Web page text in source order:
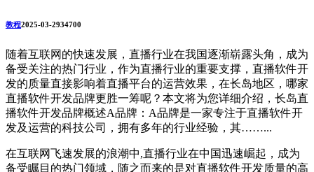
教程2025-03-2934700
随着互联网的快速发展，直播行业在我国逐渐崭露头角，成为
备受关注的热门行业，作为直播行业的重要支撑，直播软件开
发的质量直接影响着直播平台的运营效果，在长岛地区，哪家
直播软件开发品牌更胜一筹呢？本文将为您详细介绍，长岛直
播软件开发品牌概述A品牌：A品牌是一家专注于直播软件开
发及运营的科技公司，拥有多年的行业经验，其……...
在互联网飞速发展的浪潮中,直播行业在中国迅速崛起，成为
备受瞩目的热门领域，随之而来的是对直播软件开发质量的高